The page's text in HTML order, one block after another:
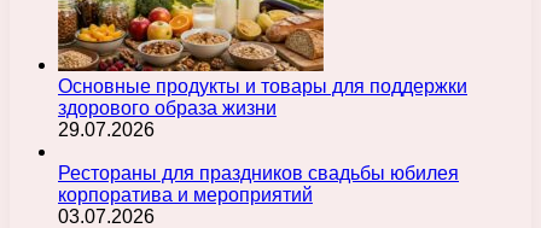
Основные продукты и товары для поддержки
здорового образа жизни
29.07.2026
Рестораны для праздников свадьбы юбилея
корпоратива и мероприятий
03.07.2026